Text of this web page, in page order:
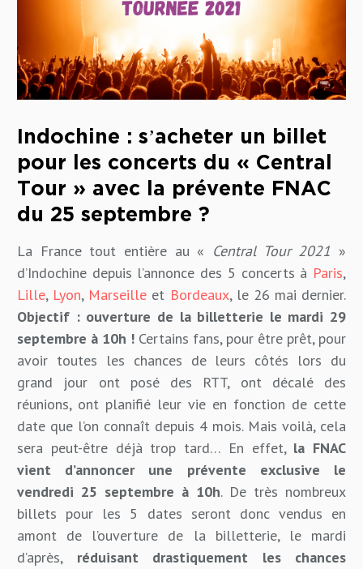
Indochine : s’acheter un billet
pour les concerts du « Central
Tour » avec la prévente FNAC
du 25 septembre ?
La France tout entière au « Central Tour 2021 »
d’Indochine depuis l’annonce des 5 concerts à Paris,
Lille, Lyon, Marseille et Bordeaux, le 26 mai dernier.
Objectif : ouverture de la billetterie le mardi 29
septembre à 10h ! Certains fans, pour être prêt, pour
avoir toutes les chances de leurs côtés lors du
grand jour ont posé des RTT, ont décalé des
réunions, ont planifié leur vie en fonction de cette
date que l’on connaît depuis 4 mois. Mais voilà, cela
sera peut-être déjà trop tard… En effet, la FNAC
vient d’annoncer une prévente exclusive le
vendredi 25 septembre à 10h. De très nombreux
billets pour les 5 dates seront donc vendus en
amont de l’ouverture de la billetterie, le mardi
d’après, réduisant drastiquement les chances